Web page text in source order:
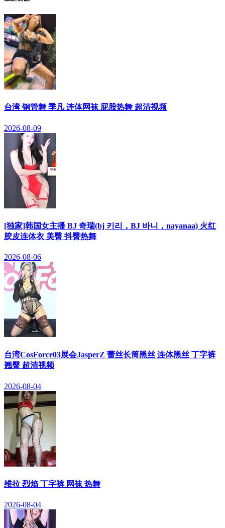
台湾 钢管舞 季凡 连体网袜 屁股热舞 超清视频
2026-08-09
[独家]韩国女主播 BJ 奇瑞(bj 키리，BJ 바니，nayanaa) 火红
胶皮连体衣 美臀 抖臀热舞
2026-08-06
台湾CosForce03展会JasperZ 蕾丝长筒黑丝 连体黑丝 丁字裤
翘臀 超清视频
2026-08-04
维拉 烈焰 丁字裤 网袜 热舞
2026-08-04